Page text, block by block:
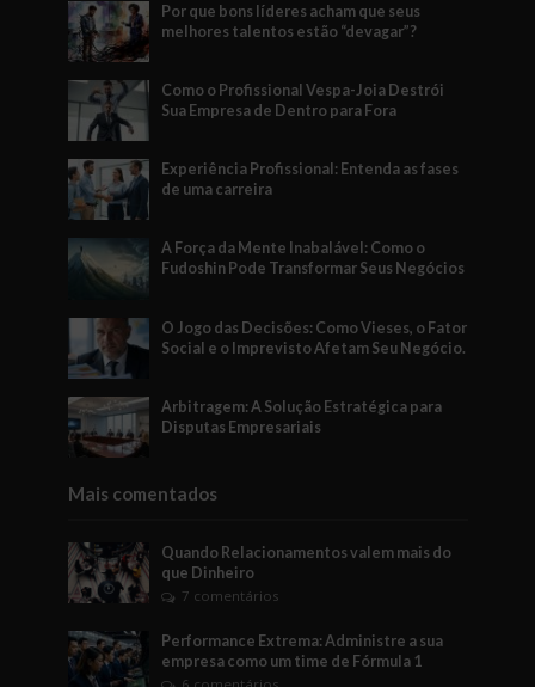
Por que bons líderes acham que seus
melhores talentos estão “devagar”?
Como o Profissional Vespa-Joia Destrói
Sua Empresa de Dentro para Fora
Experiência Profissional: Entenda as fases
de uma carreira
A Força da Mente Inabalável: Como o
Fudoshin Pode Transformar Seus Negócios
O Jogo das Decisões: Como Vieses, o Fator
Social e o Imprevisto Afetam Seu Negócio.
Arbitragem: A Solução Estratégica para
Disputas Empresariais
Mais comentados
Quando Relacionamentos valem mais do
que Dinheiro
7 comentários
Performance Extrema: Administre a sua
empresa como um time de Fórmula 1